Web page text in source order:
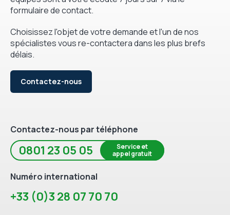
formulaire de contact.
Choisissez l'objet de votre demande et l'un de nos
spécialistes vous re-contactera dans les plus brefs
délais.
Contactez-nous
Contactez-nous par téléphone
0801 23 05 05
Service et
appel gratuit
Numéro international
+33 (0)3 28 07 70 70